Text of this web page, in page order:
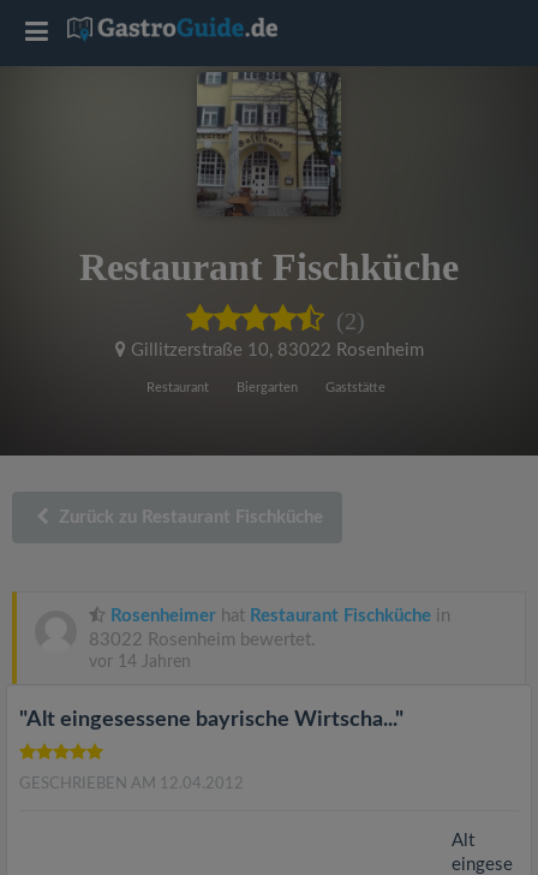
Restaurant Fischküche
(2)
Gillitzerstraße 10, 83022 Rosenheim
Restaurant Biergarten Gaststätte
Zurück zu Restaurant Fischküche
Rosenheimer hat Restaurant Fischküche in
83022 Rosenheim bewertet.
vor 14 Jahren
"Alt eingesessene bayrische Wirtscha..."
GESCHRIEBEN AM 12.04.2012
Alt
eingese
T
a
t